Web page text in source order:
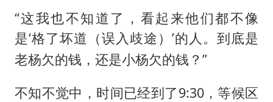
“这我也不知道了，看起来他们都不像
是‘格了坏道（误入歧途 ）’的人。到底是
老杨欠的钱，还是小杨欠的钱？”
不知不觉中，时间已经到了9:30，等候区